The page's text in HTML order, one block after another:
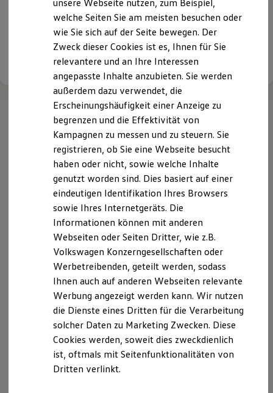
Nachhaltigkeit
Technologie
Kosten und Kauf
Kaufoptionen
E-Auto-Förderung
Software und Konnektivität
Die ID. Software 6
ID. Software Versionen und Updates
Digitale Extras
Schnittstellen zu Ihrem ID.
Hybridautos
Marke und Erlebnis
Volkswagen R und R Experience
R-Modelle
R Experience
Driving Experience
Volkswagen entdecken
Werkbesichtigung
Lifestyle Shop
T-Roc Kollektion
Golf Kollektion
ID. Kollektion
Volkswagen Kollektion
R-Kollektion
GTI Kollektion
Fußball Drop
we drive football
#wedriveproud
Besitzer und Service
Software Updates
Service und Ersatzteile
Ihre Karrieremöglichkeiten bei uns -
Autohaus Max Schultz GmbH & Co. KG
Details ansehen
Ihrenächsten
Schritte
Probefahrt vereinbaren
Fahrzeugangebot anfordern
unsere Webseite nutzen, zum Beispiel,
welche Seiten Sie am meisten besuchen oder
wie Sie sich auf der Seite bewegen. Der
Zweck dieser Cookies ist es, Ihnen für Sie
relevantere und an Ihre Interessen
angepasste Inhalte anzubieten. Sie werden
außerdem dazu verwendet, die
Erscheinungshäufigkeit einer Anzeige zu
begrenzen und die Effektivität von
Kampagnen zu messen und zu steuern. Sie
registrieren, ob Sie eine Webseite besucht
haben oder nicht, sowie welche Inhalte
genutzt worden sind. Dies basiert auf einer
eindeutigen Identifikation Ihres Browsers
sowie Ihres Internetgeräts. Die
Informationen können mit anderen
Webseiten oder Seiten Dritter, wie z.B.
Volkswagen Konzerngesellschaften oder
Werbetreibenden, geteilt werden, sodass
Ihnen auch auf anderen Webseiten relevante
Werbung angezeigt werden kann. Wir nutzen
die Dienste eines Dritten für die Verarbeitung
solcher Daten zu Marketing Zwecken. Diese
Cookies werden, soweit dies zweckdienlich
ist, oftmals mit Seitenfunktionalitäten von
Dritten verlinkt.